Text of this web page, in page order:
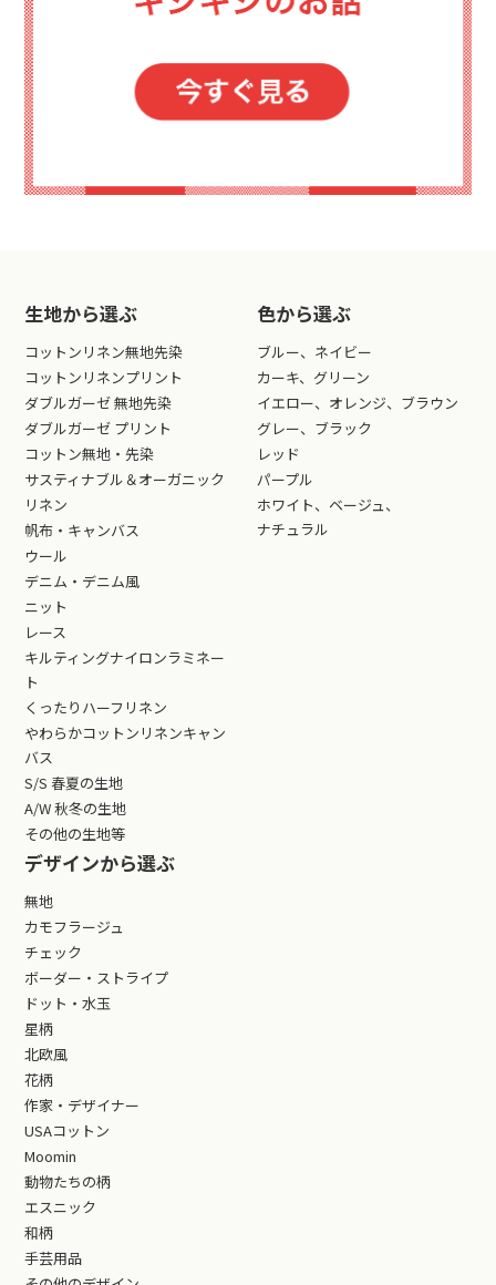
生地から選ぶ
コットンリネン無地先染
コットンリネンプリント
ダブルガーゼ 無地先染
ダブルガーゼ プリント
コットン無地・先染
サスティナブル＆オーガニック
リネン
帆布・キャンバス
ウール
デニム・デニム風
ニット
レース
キルティングナイロンラミネー
ト
くったりハーフリネン
やわらかコットンリネンキャン
バス
S/S 春夏の生地
A/W 秋冬の生地
その他の生地等
色から選ぶ
ブルー、ネイビー
カーキ、グリーン
イエロー、オレンジ、ブラウン
グレー、ブラック
レッド
パープル
ホワイト、ベージュ、
ナチュラル
デザインから選ぶ
無地
カモフラージュ
チェック
ボーダー・ストライプ
ドット・水玉
星柄
北欧風
花柄
作家・デザイナー
USAコットン
Moomin
動物たちの柄
エスニック
和柄
手芸用品